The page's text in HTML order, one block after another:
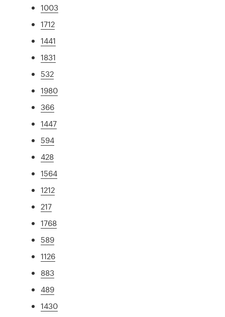
1003
1712
1441
1831
532
1980
366
1447
594
428
1564
1212
217
1768
589
1126
883
489
1430